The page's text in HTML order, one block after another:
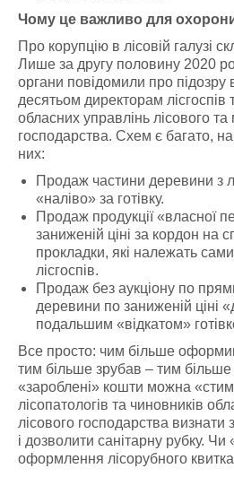
Чому це важливо для
Про корупцію в лісовій галузі
Лише за другу половину 2020
органи повідомили про підозру
десятьом директорам
обласних управлінь лісового
господарства. Схем є багато,
них:
Продаж частини деревини з
«наліво» за готівку.
Продаж продукції «власної
заниженій ціні за кордон на
прокладки, які належать
лісгоспів.
Продаж без аукціону по
деревини по заниженій ціні
подальшим «відкатом»
Все просто: чим більше
тим більше зрубав – тим
«зароблені» кошти можна
лісопатологів та чиновників
лісового господарства
і дозволити санітарну рубку.
оформлення лісорубного